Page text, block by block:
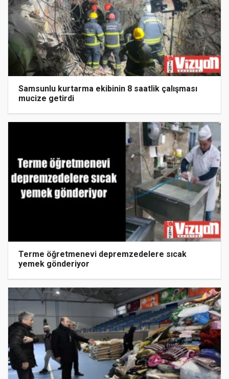
Samsunlu kurtarma ekibinin 8 saatlik çalışması
mucize getirdi
Terme öğretmenevi depremzedelere sıcak
yemek gönderiyor